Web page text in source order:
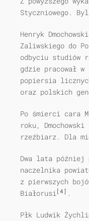
Styczniowego.
Henryk
Zaliwskiego do
odbyciu studiów
gdzie pracował w
popiersia
oraz polskich
Po śmierci cara
roku,
rzeźbiarz. Dla
Dwa lata później
naczelnika
z pierwszych
Białorusi[4] .
Płk Ludwik